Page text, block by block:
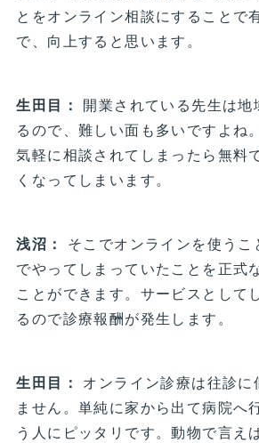
とをオンライン相談にすることで
で、向上すると思います。
生田目： 開業されている先生は地
るので、難しい面も多いですよね
気軽に相談されてしまったら無料
くなってしまいます。
浅沼：
そこでオンラインを使う
でやってしまっていたことを正式
ことができます。サービスとして
るので診療報酬が発生します。
生田目： オンライン診療は往診
ません。単純に家から出て病院へ
う人にピッタリです。動物で言え